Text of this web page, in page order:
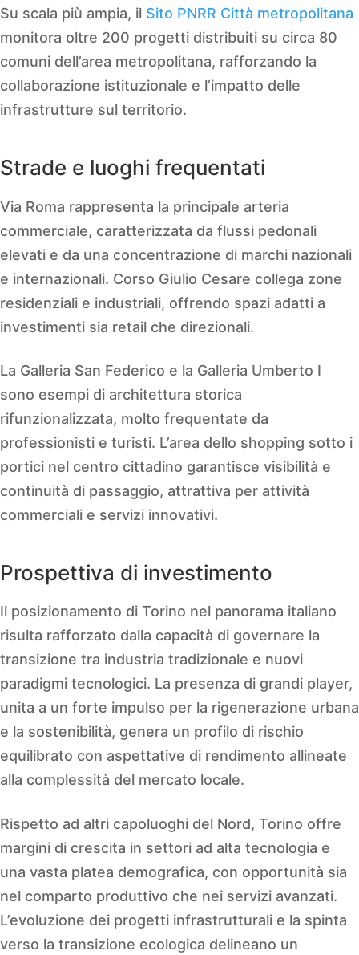
Su scala più ampia, il Sito PNRR Città metropolitana
monitora oltre 200 progetti distribuiti su circa 80
comuni dell’area metropolitana, rafforzando la
collaborazione istituzionale e l’impatto delle
infrastrutture sul territorio.
Strade e luoghi frequentati
Via Roma rappresenta la principale arteria
commerciale, caratterizzata da flussi pedonali
elevati e da una concentrazione di marchi nazionali
e internazionali. Corso Giulio Cesare collega zone
residenziali e industriali, offrendo spazi adatti a
investimenti sia retail che direzionali.
La Galleria San Federico e la Galleria Umberto I
sono esempi di architettura storica
rifunzionalizzata, molto frequentate da
professionisti e turisti. L’area dello shopping sotto i
portici nel centro cittadino garantisce visibilità e
continuità di passaggio, attrattiva per attività
commerciali e servizi innovativi.
Prospettiva di investimento
Il posizionamento di Torino nel panorama italiano
risulta rafforzato dalla capacità di governare la
transizione tra industria tradizionale e nuovi
paradigmi tecnologici. La presenza di grandi player,
unita a un forte impulso per la rigenerazione urbana
e la sostenibilità, genera un profilo di rischio
equilibrato con aspettative di rendimento allineate
alla complessità del mercato locale.
Rispetto ad altri capoluoghi del Nord, Torino offre
margini di crescita in settori ad alta tecnologia e
una vasta platea demografica, con opportunità sia
nel comparto produttivo che nei servizi avanzati.
L’evoluzione dei progetti infrastrutturali e la spinta
verso la transizione ecologica delineano un